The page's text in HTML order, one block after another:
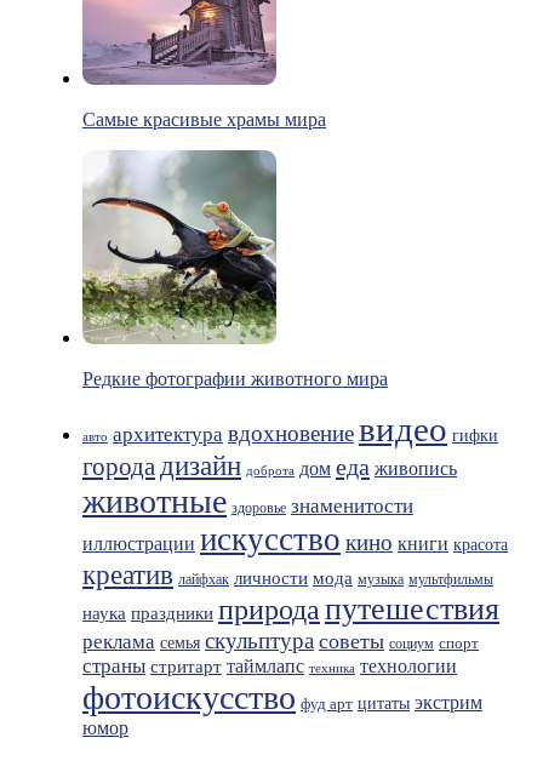
Самые красивые храмы мира
Редкие фотографии животного мира
авто архитектура вдохновениевидео гифки
городадизайн доброта дом еда живопись
животные здоровье знаменитости
иллюстрации искусство кино книги красота
креатив лайфхак личности мода музыка мультфильмы
наука праздники природапутешествия
реклама семья скульптура советы социум спорт
страны стритарт таймлапс техника технологии
фотоискусство фуд арт цитаты экстрим
юмор